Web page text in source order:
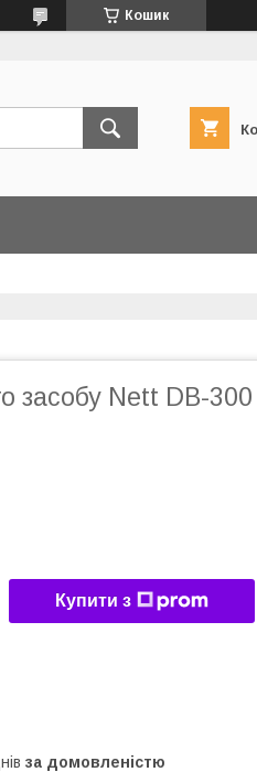
Кошик
засобу Nett DB-300
Купити з
за домовленістю